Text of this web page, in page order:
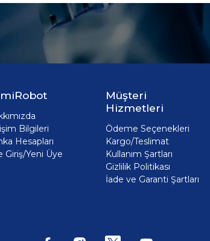
Bilgileri
Hesapları
Giriş/Yeni Üye
Müşteri
Hizmetleri
Ödeme Seçenekleri
Kargo/Teslimat
Kullanım Şartları
Gizlilik Politikası
İade ve Garanti Şartları